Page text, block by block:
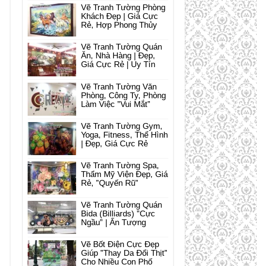
Vẽ Tranh Tường Phòng
Khách Đẹp | Giá Cực
Rẻ, Hợp Phong Thủy
Vẽ Tranh Tường Quán
Ăn, Nhà Hàng | Đẹp,
Giá Cực Rẻ | Uy Tín
Vẽ Tranh Tường Văn
Phòng, Công Ty, Phòng
Làm Việc ”Vui Mắt”
Vẽ Tranh Tường Gym,
Yoga, Fitness, Thể Hình
| Đẹp, Giá Cực Rẻ
Vẽ Tranh Tường Spa,
Thẩm Mỹ Viện Đẹp, Giá
Rẻ, ”Quyến Rũ”
Vẽ Tranh Tường Quán
Bida (Billiards) ”Cực
Ngầu” | Ấn Tượng
Vẽ Bốt Điện Cực Đẹp
Giúp ”Thay Da Đổi Thịt”
Cho Nhiều Con Phố